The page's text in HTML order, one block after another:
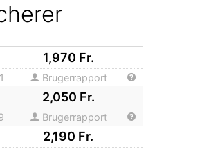
1,970 Fr.
Brugerrapport
2,050 Fr.
Brugerrapport
2,190 Fr.